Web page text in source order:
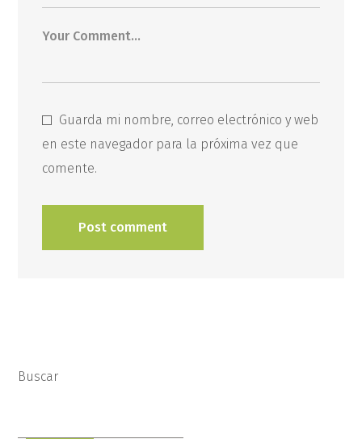
Guarda mi nombre, correo electrónico y web
en este navegador para la próxima vez que
comente.
Buscar